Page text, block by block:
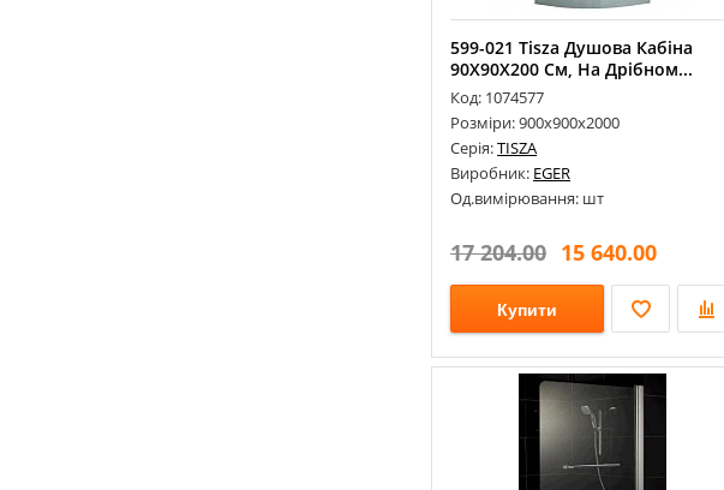
599-021 Tisza Душова Кабіна
90Х90Х200 См, На Дрібном...
Код: 1074577
Розміри: 900х900х2000
Серія:TISZA
Виробник: EGER
Од.вимірювання: шт
17 204.00 15 640.00
Купити